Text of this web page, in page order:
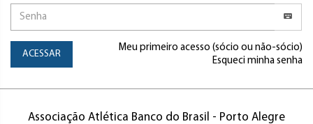
ACESSAR
Meu primeiro acesso (sócio ou não-sócio)
Esqueci minha senha
Associação Atlética Banco do Brasil - Porto Alegre